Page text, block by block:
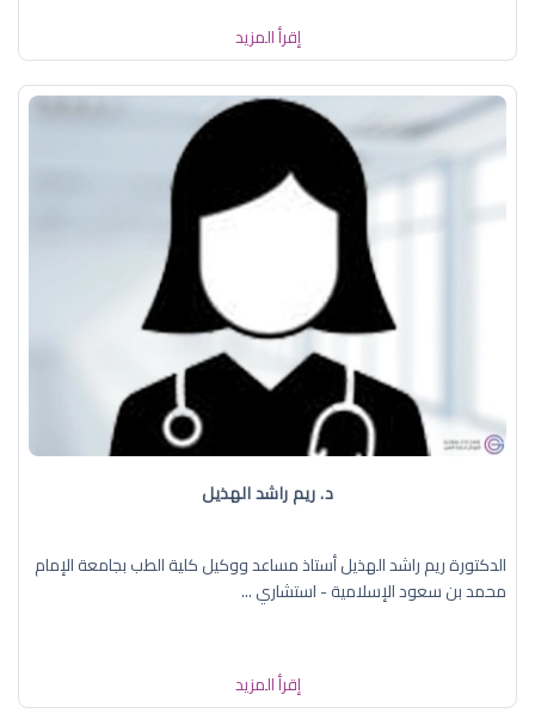
إقرأ المزيد
د. ريم راشد الهذيل
الدكتورة ريم راشد الهذيل أستاذ مساعد ووكيل كلية الطب بجامعة الإمام
محمد بن سعود الإسلامية - استشاري ...
إقرأ المزيد